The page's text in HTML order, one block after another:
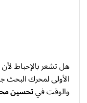
هل تشعر بالإحباط لأن
الأولى لمحرك البحث
والوقت فيتحسين